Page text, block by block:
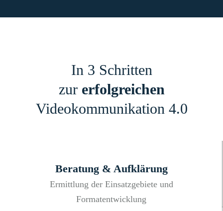
In 3 Schritten
zur erfolgreichen
Videokommunikation 4.0
Beratung & Aufklärung
Ermittlung der Einsatzgebiete und
Formatentwicklung